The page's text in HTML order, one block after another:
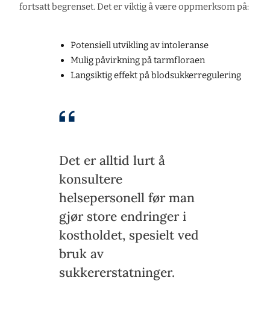
fortsatt begrenset. Det er viktig å være oppmerksom på:
Potensiell utvikling av intoleranse
Mulig påvirkning på tarmfloraen
Langsiktig effekt på blodsukkerregulering
Det er alltid lurt å
konsultere
helsepersonell før man
gjør store endringer i
kostholdet, spesielt ved
bruk av
sukkererstatninger.